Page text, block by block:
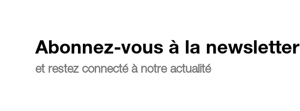
Abonnez-vous à la newsletter
et restez connecté à notre actualité